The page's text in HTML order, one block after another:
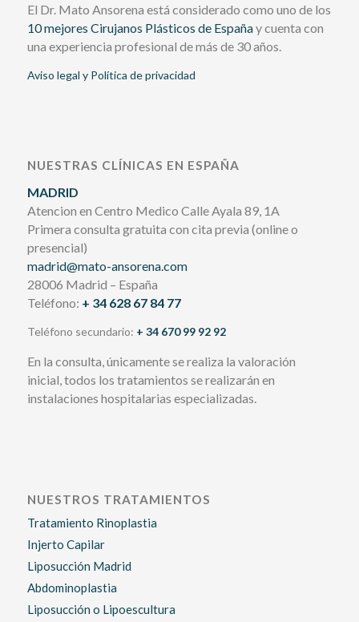
El Dr. Mato Ansorena está considerado como uno de los
10 mejores Cirujanos Plásticos de Españay cuenta con
una experiencia profesional de más de 30 años.
Aviso legal y Política de privacidad
NUESTRAS CLÍNICAS EN ESPAÑA
MADRID
Atencion en Centro Medico Calle Ayala 89, 1A
Primera consulta gratuita con cita previa (online o
presencial)
madrid@mato-ansorena.com
28006 Madrid – España
Teléfono: + 34 628 67 84 77
Teléfono secundario: + 34 670 99 92 92
En la consulta, únicamente se realiza la valoración
inicial, todos los tratamientos se realizarán en
instalaciones hospitalarias especializadas.
NUESTROS TRATAMIENTOS
Tratamiento Rinoplastia
Injerto Capilar
Liposucción Madrid
Abdominoplastia
Liposucción o Lipoescultura